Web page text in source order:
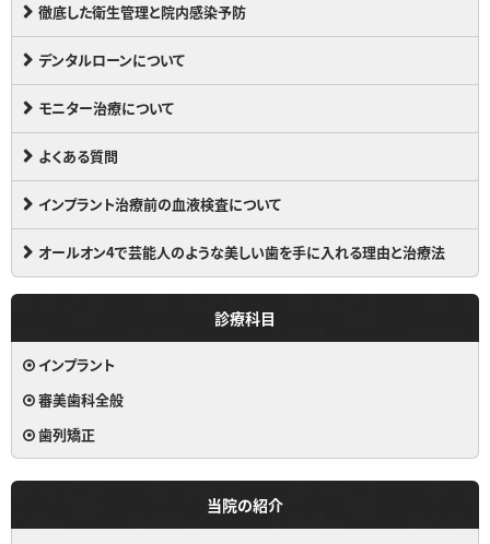
徹底した衛生管理と院内感染予防
デンタルローンについて
モニター治療について
よくある質問
インプラント治療前の血液検査について
オールオン4で芸能人のような美しい歯を手に入れる理由と治療法
診療科目
インプラント
審美歯科全般
歯列矯正
当院の紹介